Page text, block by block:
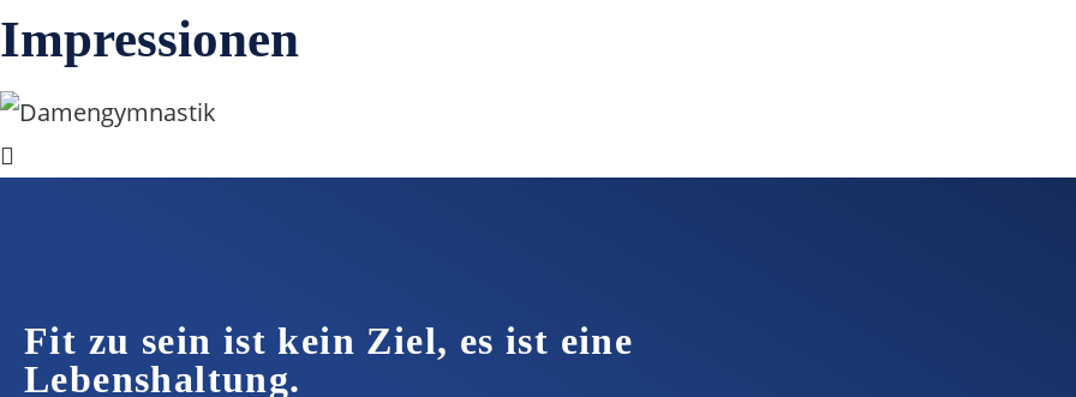
Impressionen
Fit zu sein ist kein Ziel, es ist eine
Lebenshaltung.